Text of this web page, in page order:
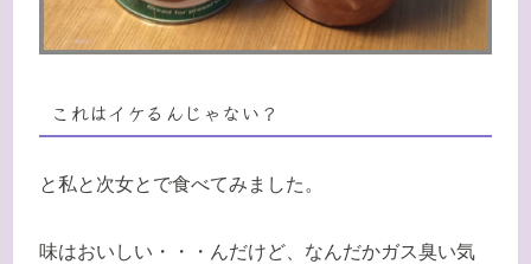
これはイケるんじゃない？
と私と次女とで食べてみました。
味はおいしい・・・んだけど、なんだかガス臭い気